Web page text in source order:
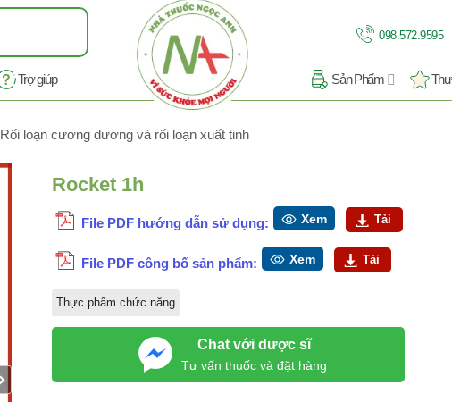
098.572.9595
Trợ giúp Sản Phẩm
Rối loạn cương dương và rối loạn xuất tinh
Rocket 1h
File PDF hướng dẫn sử dụng: Xem Tải
File PDF công bố sản phẩm: Xem Tải
Thực phẩm chức năng
Chat với dược sĩ
Tư vấn thuốc và đặt hàng